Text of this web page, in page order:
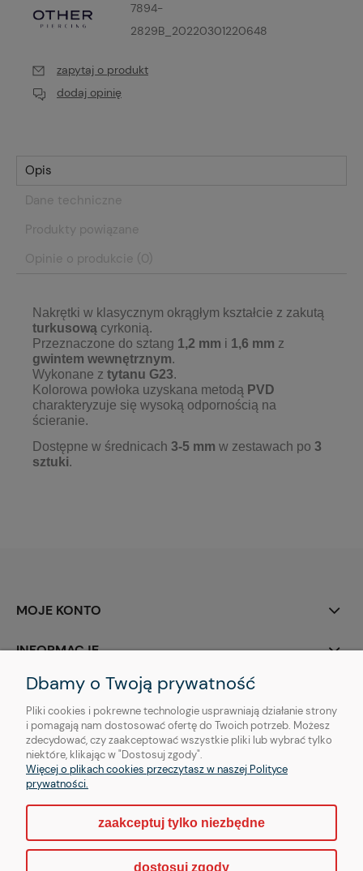
7894-
2829B_20220301220648
zapytaj o produkt
dodaj opinię
Opis
Dane techniczne
Produkty powiązane
Opinie o produkcie (0)
Nakrętki w klasycznym okrągłym kształcie z zakutą
turkusową cyrkonią.
Przeznaczone do sztang 1,2 mm i 1,6 mm z
gwintem wewnętrznym.
Wykonane z tytanu G23.
Kolorowa powłoka uzyskana metodą PVD
charakteryzuje się wysoką odpornością na
ścieranie.
Dostępne w średnicach 3-5 mm w zestawach po 3
sztuki.
MOJE KONTO
INFORMACJE
O NAS
Copyright © | OTHER Piercing sp. z o. o.
Dbamy o Twoją prywatność
Pliki cookies i pokrewne technologie usprawniają działanie strony
i pomagają nam dostosować ofertę do Twoich potrzeb. Możesz
zdecydować, czy zaakceptować wszystkie pliki lub wybrać tylko
niektóre, klikając w "Dostosuj zgody".
Więcej o plikach cookies przeczytasz w naszej Polityce
prywatności.
zaakceptuj tylko niezbędne
dostosuj zgody